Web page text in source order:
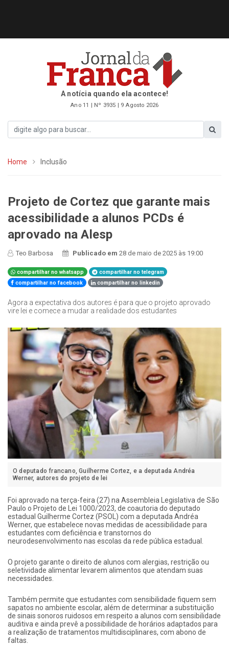
A notícia quando ela acontece!
Ano 11 | Nº 3935 | 9 Agosto 2026
Home Inclusão
Projeto de Cortez que garante mais
acessibilidade a alunos PCDs é
aprovado na Alesp
Teo Barbosa Publicado em28 de maio de 2025 às 19:00
compartilhar no whatsapp
compartilhar no telegram
compartilhar no facebook
compartilhar no linkedin
Agora a expectativa dos autores é para que o projeto aprovado
vire lei e comece a mudar a realidade dos estudantes
O deputado francano, Guilherme Cortez, e a deputada Andréa
Werner, autores do projeto de lei
Foi aprovado na terça-feira (27) na Assembleia Legislativa de São
Paulo o Projeto de Lei 1000/2023, de coautoria do deputado
estadual Guilherme Cortez (PSOL) com a deputada Andréa
Werner, que estabelece novas medidas de acessibilidade para
estudantes com deficiência e transtornos do
neurodesenvolvimento nas escolas da rede pública estadual.
O projeto garante o direito de alunos com alergias, restrição ou
seletividade alimentar levarem alimentos que atendam suas
necessidades.
Também permite que estudantes com sensibilidade fiquem sem
sapatos no ambiente escolar, além de determinar a substituição
de sinais sonoros ruidosos em respeito a alunos com sensibilidade
auditiva e ainda prevê a possibilidade de horários adaptados para
a realização de tratamentos multidisciplinares, com abono de
faltas.